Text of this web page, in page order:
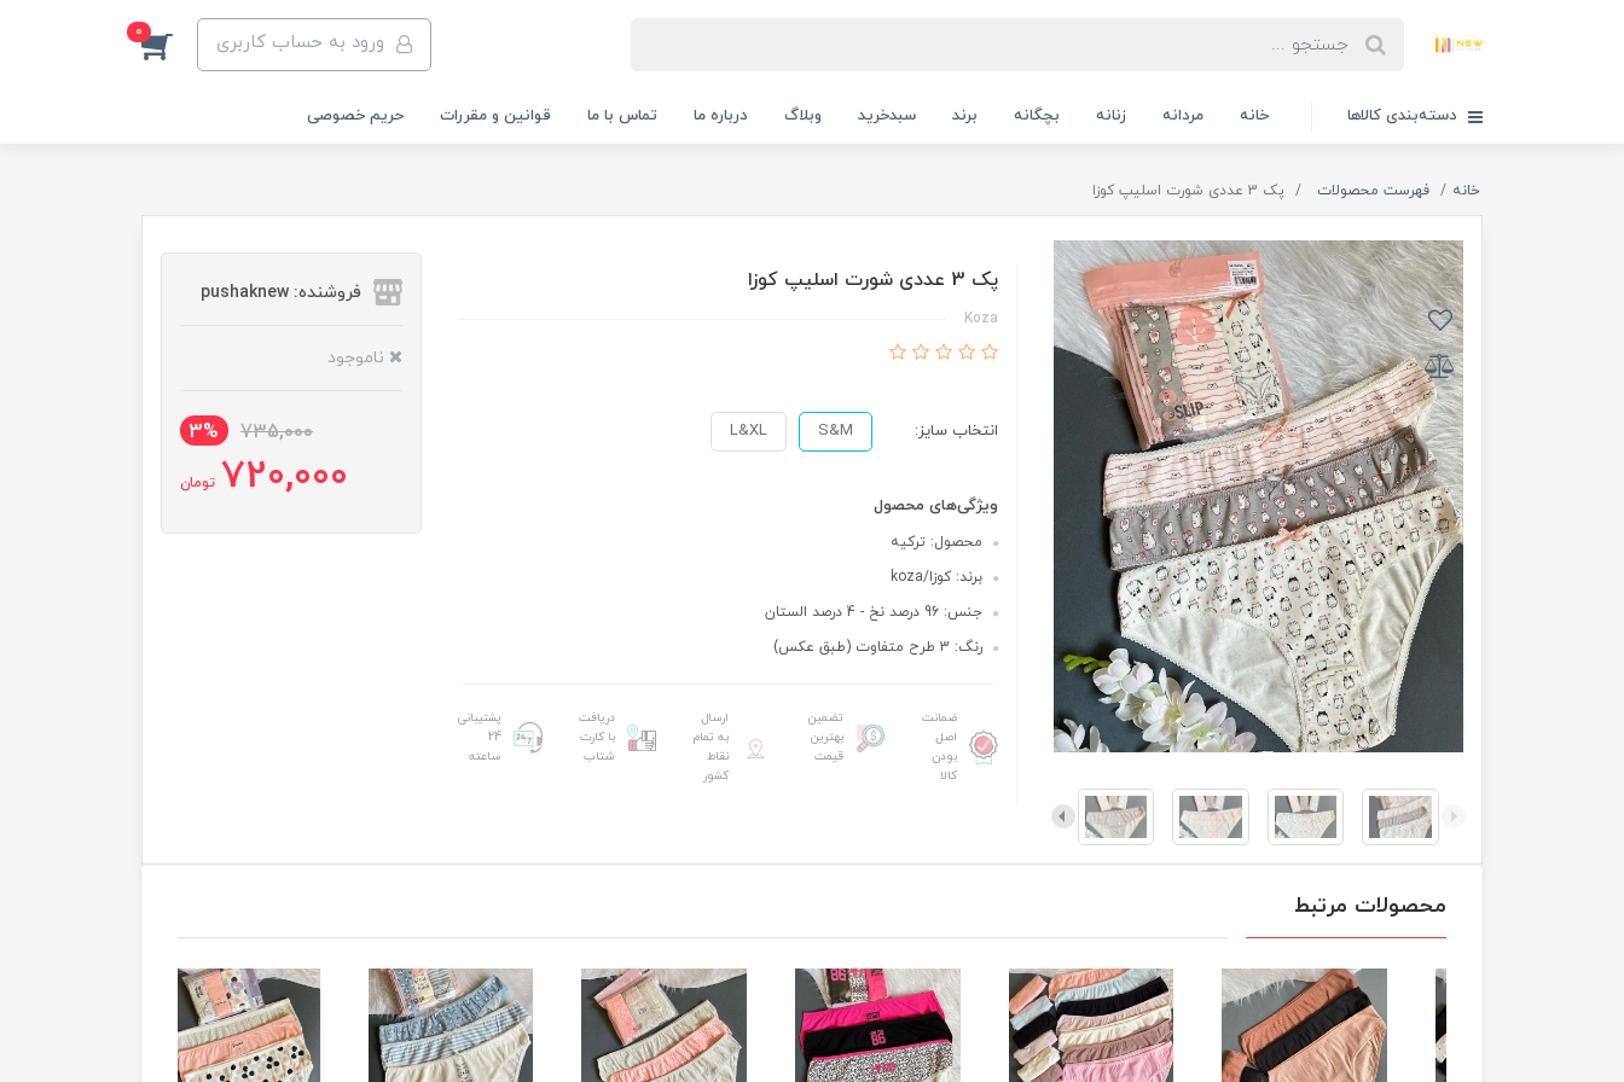
ورود به حساب کاربری 0
دسته‌بندی کالاها خانه مردانه زنانه بچگانه برند سبدخرید وبلاگ درباره ما تماس با ما قوانین و مقررات حریم خصوصی
خانه فهرست محصولات پک 3 عددی شورت اسلیپ کوزا
پک 3 عددی شورت اسلیپ کوزا
Koza
انتخاب سایز: S&M
L&XL
ویژگی‌های محصول
محصول: ترکیه
برند: کوزا/koza
جنس: 96 درصد نخ - 4 درصد الستان
رنگ: 3 طرح متفاوت (طبق عکس)
ضمانت
اصل
بودن
کالا
تضمین
بهترین
قیمت
ارسال
به تمام
نقاط
کشور
دریافت
با کارت
شتاب
پشتیبانی
24
ساعته
فروشنده: pushaknew
ناموجود
735,000
3%
720,000 تومان
محصولات مرتبط